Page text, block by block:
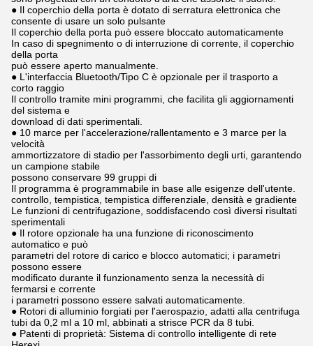
● Il coperchio della porta è dotato di serratura elettronica che
consente di usare un solo pulsante
Il coperchio della porta può essere bloccato automaticamente
In caso di spegnimento o di interruzione di corrente, il coperchio
della porta
può essere aperto manualmente.
● L'interfaccia Bluetooth/Tipo C è opzionale per il trasporto a
corto raggio
Il controllo tramite mini programmi, che facilita gli aggiornamenti
del sistema e
download di dati sperimentali.
● 10 marce per l'accelerazione/rallentamento e 3 marce per la
velocità
ammortizzatore di stadio per l'assorbimento degli urti, garantendo
un campione stabile
possono conservare 99 gruppi di
Il programma è programmabile in base alle esigenze dell'utente.
controllo, tempistica, tempistica differenziale, densità e gradiente
Le funzioni di centrifugazione, soddisfacendo così diversi risultati
sperimentali
● Il rotore opzionale ha una funzione di riconoscimento
automatico e può
parametri del rotore di carico e blocco automatici; i parametri
possono essere
modificato durante il funzionamento senza la necessità di
fermarsi e corrente
i parametri possono essere salvati automaticamente.
● Rotori di alluminio forgiati per l'aerospazio, adatti alla centrifuga
tubi da 0,2 ml a 10 ml, abbinati a strisce PCR da 8 tubi.
● Patenti di proprietà: Sistema di controllo intelligente di rete